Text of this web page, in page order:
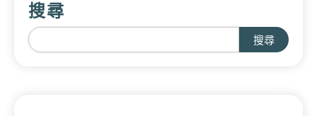
搜尋
搜尋